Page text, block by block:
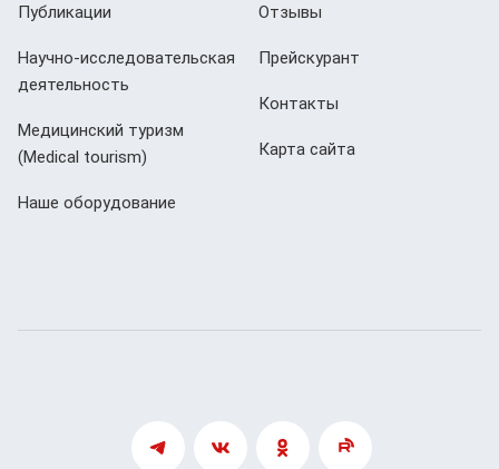
Публикации
Научно-исследовательская
деятельность
Медицинский туризм
(Мedical tourism)
Наше оборудование
Отзывы
Прейскурант
Контакты
Карта сайта